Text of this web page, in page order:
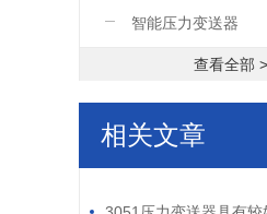
智能压力变送器
查看全部
相关文章